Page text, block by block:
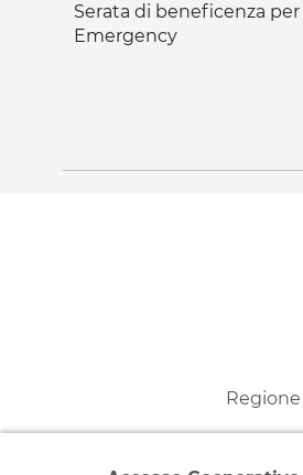
Serata di beneficenza per
Emergency